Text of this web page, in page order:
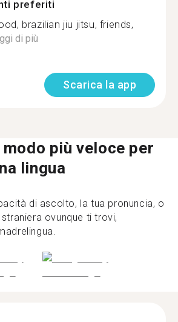
preferiti
brazilian jiu jitsu, friends,
di più
Scarica la app
più veloce per
lingua
di ascolto, la tua pronuncia, o
ovunque ti trovi,